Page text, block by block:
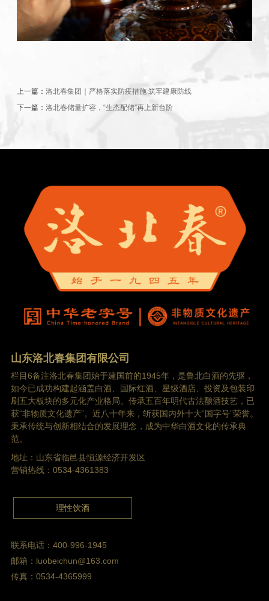
上一篇： 洛北春集团｜严格落实防疫措施 筑牢建康防线
下一篇： 洛北春储量扩容，“生态配储”再上新台阶
山东洛北春集团有限公司
栏目6备注洛北春集团始于建国前的1945年，是鲁北白酒的先驱，
如今已成功构建起涵盖白酒、国际红酒、星级酒店、投资及包装印
刷五大板块的多元化产业格局。传承五百年明代古法酿酒技艺，已
获“非物质文化遗产”。近八十年来，斩获国内外十大“国字号”荣誉。
秉承传统与创新相结合的发展理念，成为中华白酒文化的传承典
范。
地址：山东省临邑县恒源经济开发区
营销热线：0534-4361383
理性饮酒
联系电话：400-996-1945
邮箱：luobeichun@163.com
传真：0534-4365999